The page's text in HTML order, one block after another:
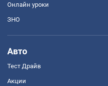
Онлайн уроки
ЗНО
Авто
Тест Драйв
Акции